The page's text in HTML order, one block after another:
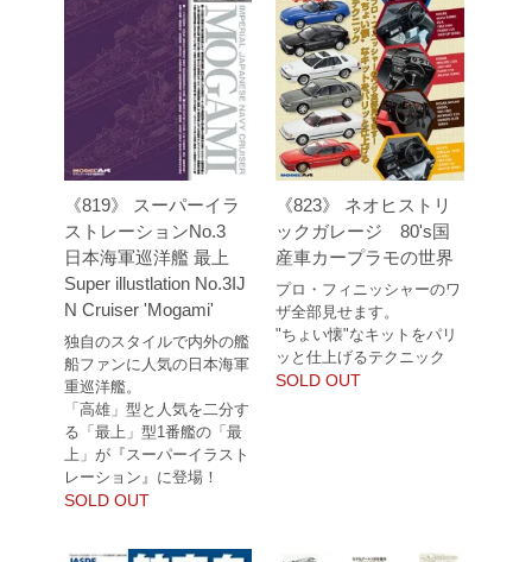
《819》 スーパーイラ
ストレーションNo.3
日本海軍巡洋艦 最上
Super illustlation No.3IJ
N Cruiser 'Mogami'
独自のスタイルで内外の艦
船ファンに人気の日本海軍
重巡洋艦。
「高雄」型と人気を二分す
る「最上」型1番艦の「最
上」が『スーパーイラスト
レーション』に登場！
SOLD OUT
《823》 ネオヒストリ
ックガレージ 80's国
産車カープラモの世界
プロ・フィニッシャーのワ
ザ全部見せます。
"ちょい懐"なキットをパリ
ッと仕上げるテクニック
SOLD OUT